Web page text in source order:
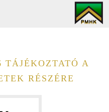
TÁJÉKOZTATÓ A
RÉSZÉRE